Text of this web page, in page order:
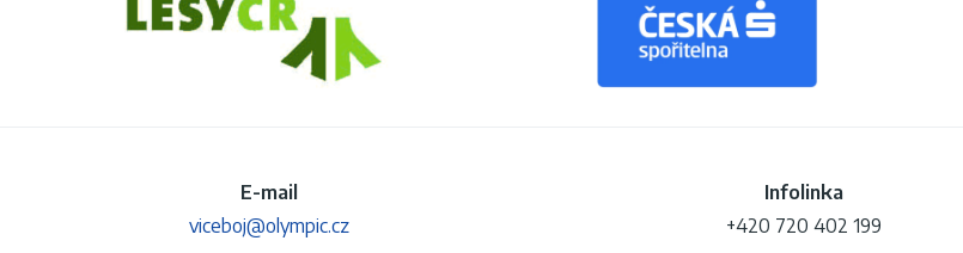
E-mail
viceboj@olympic.cz
Infolinka
+420 720 402 199